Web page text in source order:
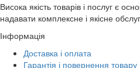
Висока якість товарів і послуг є
надавати комплексне і якісне
Інформація
Доставка і оплата
Гарантія і повернення товару